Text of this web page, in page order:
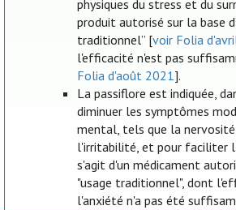
physiques du stress et du
produit autorisé sur la base
traditionnel” [voir Folia
l'efficacité n'est pas
Folia d'août 2021].
La passiflore est indiquée,
diminuer les symptômes
mental, tels que la
l'irritabilité, et pour faciliter
s'agit d'un médicament
"usage traditionnel", dont
l'anxiété n'a pas été